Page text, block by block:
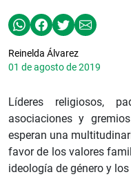
Reinelda Álvarez
01 de agosto de 2019
Líderes religiosos,
asociaciones y
esperan una
favor de los valores
ideología de género y